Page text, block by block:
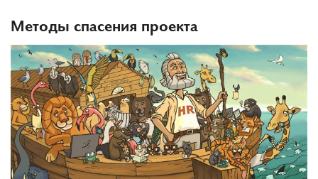
Методы спасения проекта